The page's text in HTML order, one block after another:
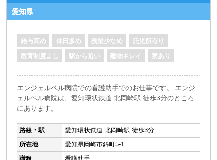
愛知県
給与高め 休日多め 残業少なめ 託児所有り
教育制度よし 駅から近い 建物キレイ 寮あり
エンジェルベル病院での看護助手でのお仕事です。 エンジ
ェルベル病院は、愛知環状鉄道 北岡崎駅 徒歩3分のところ
にあります。
路線・駅
愛知環状鉄道 北岡崎駅 徒歩3分
所在地
愛知県岡崎市錦町5-1
職種
看護助手